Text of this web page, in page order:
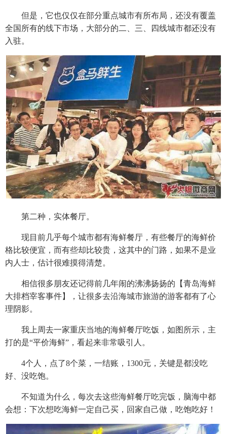
但是，它也仅仅在部分重点城市有所布局，还没有覆盖
全国所有的线下市场，大部分的二、三、四线城市都还没有
入驻。
第二种，实体餐厅。
现目前几乎每个城市都有海鲜餐厅，有些餐厅的海鲜价
格比较便宜，而有些却比较贵，这其中的门路，如果不是业
内人士，估计很难摸得清楚。
相信很多朋友还记得前几年闹的沸沸扬扬的【青岛海鲜
大排档宰客事件】，让很多去沿海城市旅游的游客都有了心
理阴影。
我上周去一家重庆当地的海鲜餐厅吃饭，如图所示，主
打的是“平价海鲜”，看起来非常吸引人。
4个人，点了8个菜，一结账，1300元，关键是都没吃
好、没吃饱。
不知道为什么，每次去这些海鲜餐厅吃完饭，脑海中都
会想：下次想吃海鲜一定自己买，回家自己做，吃饱吃好！